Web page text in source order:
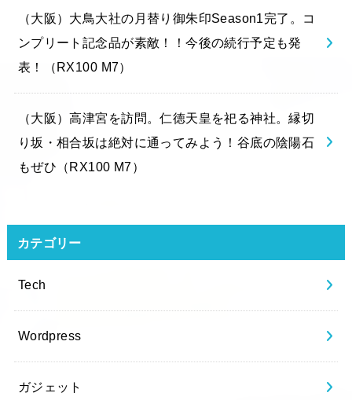
（大阪）大鳥大社の月替り御朱印Season1完了。コ
ンプリート記念品が素敵！！今後の続行予定も発
表！（RX100 M7）
（大阪）高津宮を訪問。仁徳天皇を祀る神社。縁切
り坂・相合坂は絶対に通ってみよう！谷底の陰陽石
もぜひ（RX100 M7）
カテゴリー
Tech
Wordpress
ガジェット